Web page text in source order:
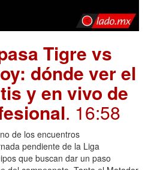
Tigre vs
dónde ver el
y en vivo de
. 16:58
de los encuentros
pendiente de la Liga
que buscan dar un paso